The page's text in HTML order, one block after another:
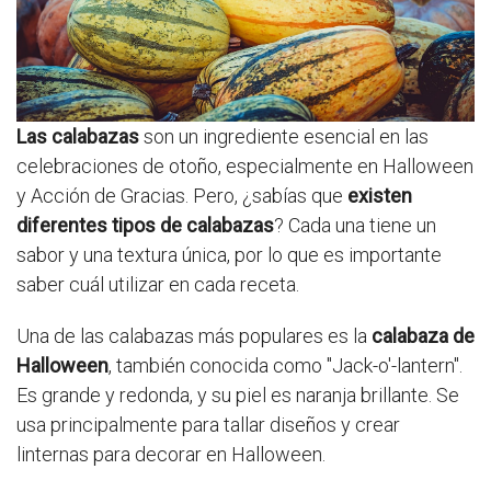
Las calabazasson un ingrediente esencial en las
celebraciones de otoño, especialmente en Halloween
y Acción de Gracias. Pero, ¿sabías que existen
diferentes tipos de calabazas? Cada una tiene un
sabor y una textura única, por lo que es importante
saber cuál utilizar en cada receta.
Una de las calabazas más populares es la calabaza de
Halloween, también conocida como "Jack-o'-lantern".
Es grande y redonda, y su piel es naranja brillante. Se
usa principalmente para tallar diseños y crear
linternas para decorar en Halloween.